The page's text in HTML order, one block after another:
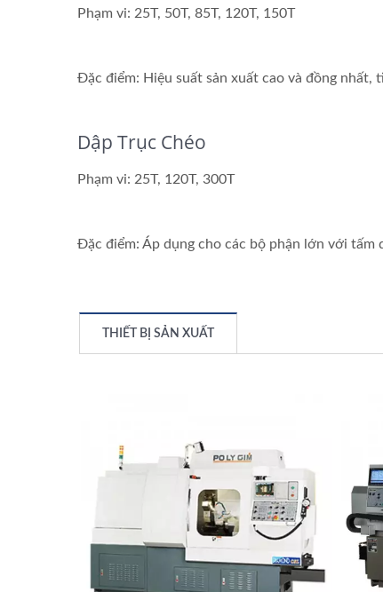
Phạm vi: 25T, 50T, 85T, 120T, 150T
Đặc điểm: Hiệu suất sản xuất cao và đồng nhất,
Dập Trục Chéo
Phạm vi: 25T, 120T, 300T
Đặc điểm: Áp dụng cho các bộ phận lớn với tấm
THIẾT BỊ SẢN XUẤT